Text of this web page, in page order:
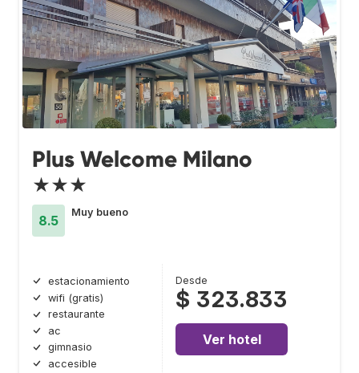
Plus Welcome Milano
★★★
8.5
Muy bueno
estacionamiento
wifi (gratis)
restaurante
ac
gimnasio
accesible
Desde
$ 323.833
Ver hotel